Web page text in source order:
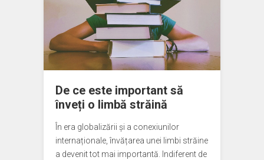
De ce este important să
înveți o limbă străină
În era globalizării și a conexiunilor
internaționale, învățarea unei limbi străine
a devenit tot mai importantă. Indiferent de